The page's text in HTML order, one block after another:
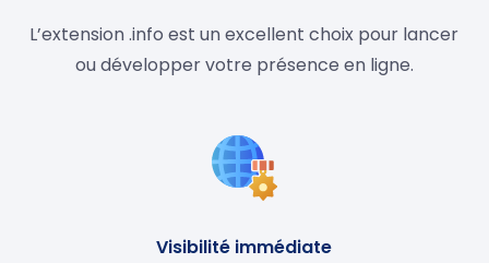
L’extension .info est un excellent choix pour lancer
ou développer votre présence en ligne.
Visibilité immédiate